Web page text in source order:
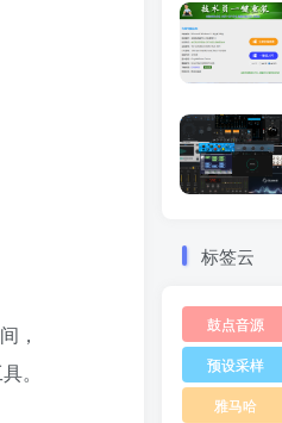
，
。
标签云
鼓点音源
预设采样
雅马哈